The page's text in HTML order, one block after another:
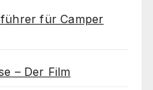
für Camper
– Der Film